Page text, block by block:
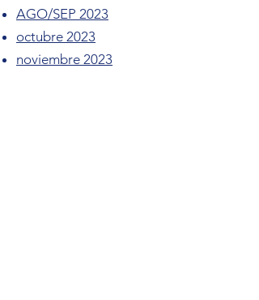
AGO/SEP 2023
octubre 2023
noviembre 2023